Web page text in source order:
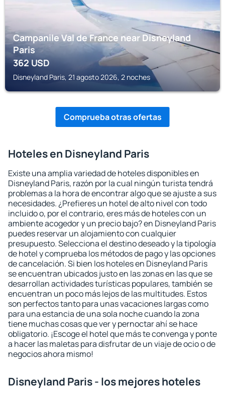
Campanile Val de France near Disneyland
Paris
362USD
Disneyland Paris, 21 agosto 2026, 2 noches
Comprueba otras ofertas
Hoteles en Disneyland Paris
Existe una amplia variedad de hoteles disponibles en
Disneyland Paris, razón por la cual ningún turista tendrá
problemas a la hora de encontrar algo que se ajuste a sus
necesidades. ¿Prefieres un hotel de alto nivel con todo
incluido o, por el contrario, eres más de hoteles con un
ambiente acogedor y un precio bajo? en Disneyland Paris
puedes reservar un alojamiento con cualquier
presupuesto. Selecciona el destino deseado y la tipología
de hotel y comprueba los métodos de pago y las opciones
de cancelación. Si bien los hoteles en Disneyland Paris
se encuentran ubicados justo en las zonas en las que se
desarrollan actividades turísticas populares, también se
encuentran un poco más lejos de las multitudes. Estos
son perfectos tanto para unas vacaciones largas como
para una estancia de una sola noche cuando la zona
tiene muchas cosas que ver y pernoctar ahí se hace
obligatorio. ¡Escoge el hotel que más te convenga y ponte
a hacer las maletas para disfrutar de un viaje de ocio o de
negocios ahora mismo!
Disneyland Paris - los mejores hoteles